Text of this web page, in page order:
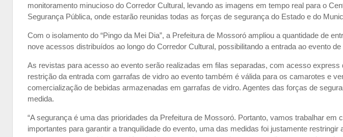
monitoramento minucioso do Corredor Cultural, levando as imagens em tempo real para o
Segurança Pública, onde estarão reunidas todas as forças de segurança do Estado e do
Com o isolamento do “Pingo da Mei Dia”, a Prefeitura de Mossoró ampliou a quantidade de
nove acessos distribuídos ao longo do Corredor Cultural, possibilitando a entrada ao evento
As revistas para acesso ao evento serão realizadas em filas separadas, com acesso
restrição da entrada com garrafas de vidro ao evento também é válida para os camarotes e
comercialização de bebidas armazenadas em garrafas de vidro. Agentes das forças de
medida.
“A segurança é uma das prioridades da Prefeitura de Mossoró. Portanto, vamos trabalhar em
importantes para garantir a tranquilidade do evento, uma das medidas foi justamente restringir